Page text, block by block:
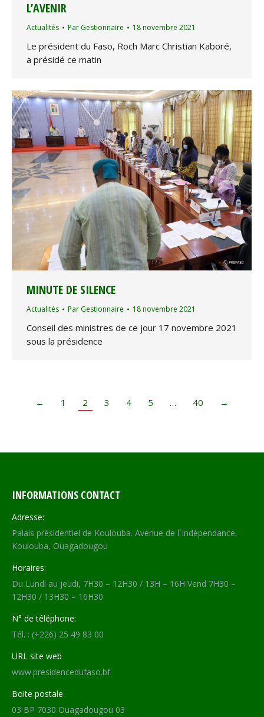
L’AVENIR
Actualités Par Gestionnaire 18 novembre 2021
Le président du Faso, Roch Marc Christian Kaboré,
a présidé ce matin
MINUTE DE SILENCE
Actualités Par Gestionnaire 18 novembre 2021
Conseil des ministres de ce jour 17 novembre 2021
sous la présidence
← 1 2 3 4 5 … 40 →
INFORMATIONS CONTACT
Adresse:
Palais présidentiel de Koulouba. Avenue de l´Indépendance,
Koulouba, Ouagadougou
Horaires:
Du Lundi au jeudi, 7H30 – 12H30 / 13H – 16H Vend 7H30 –
12H30 / 13H30 – 16H30
N° de téléphone:
Tél. : (+226) 25 49 83 00
URL site web
www.presidencedufaso.bf
Boite postale
03 BP 7030 Ouagadougou 03